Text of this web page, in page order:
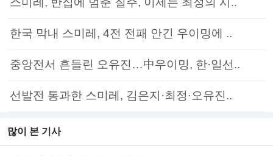
한국 막내 스미레, 4전 전패 안긴 우이밍에 ..
중앙전서 흔들린 오유진…中우이밍, 한·일선..
선발전 통과한 스미레, 김은지·최정·오유진..
많이 본 기사